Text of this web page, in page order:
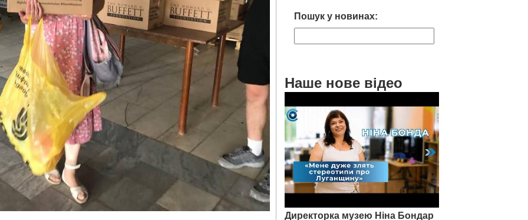
Пошук у новинах:
Наше нове відео
Директорка музею Ніна Бондар